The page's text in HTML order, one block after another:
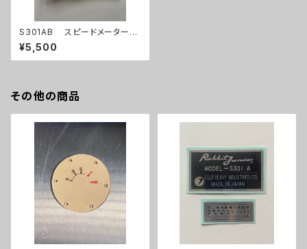
S301AB スピードメーターケ
ーブル②
¥5,500
その他の商品